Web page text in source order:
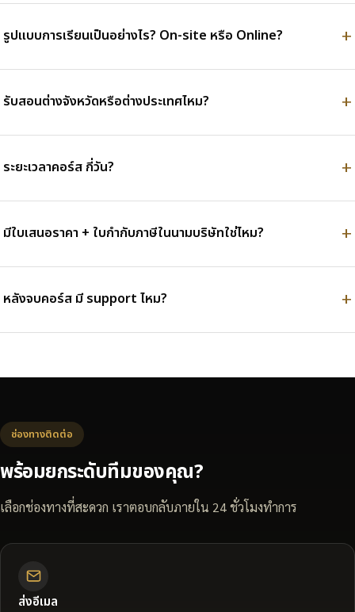
รูปแบบการเรียนเป็นอย่างไร? On-site หรือ Online?
รับสอนต่างจังหวัดหรือต่างประเทศไหม?
ระยะเวลาคอร์ส กี่วัน?
มีใบเสนอราคา + ใบกำกับภาษีในนามบริษัทใช่ไหม?
หลังจบคอร์ส มี support ไหม?
ช่องทางติดต่อ
พร้อมยกระดับทีมของคุณ?
เลือกช่องทางที่สะดวก เราตอบกลับภายใน 24 ชั่วโมงทำการ
ส่งอีเมล